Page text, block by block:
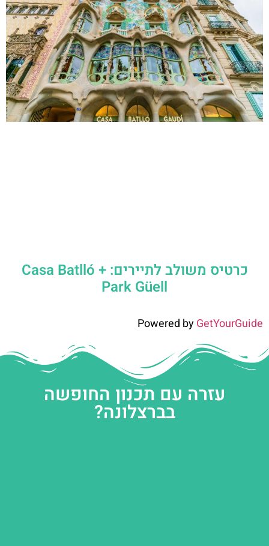
כרטיס משולב לתיירים: Casa Batlló +
Park Güell
Powered byGetYourGuide
עזרה עם תכנון החופשה
בברצלונה?